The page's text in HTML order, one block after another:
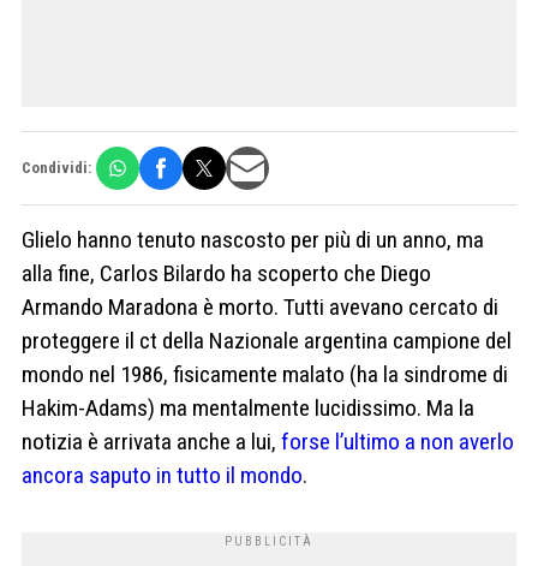
Condividi:
Glielo hanno tenuto nascosto per più di un anno, ma
alla fine, Carlos Bilardo ha scoperto che Diego
Armando Maradona è morto. Tutti avevano cercato di
proteggere il ct della Nazionale argentina campione del
mondo nel 1986, fisicamente malato (ha la sindrome di
Hakim-Adams) ma mentalmente lucidissimo. Ma la
notizia è arrivata anche a lui, forse l’ultimo a non averlo
ancora saputo in tutto il mondo.